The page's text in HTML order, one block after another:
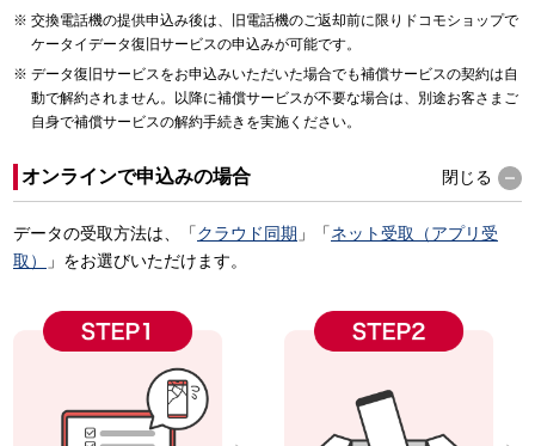
交換電話機の提供申込み後は、旧電話機のご返却前に限りドコモショップで
ケータイデータ復旧サービスの申込みが可能です。
データ復旧サービスをお申込みいただいた場合でも補償サービスの契約は自
動で解約されません。以降に補償サービスが不要な場合は、別途お客さまご
自身で補償サービスの解約手続きを実施ください。
オンラインで申込みの場合 閉じる
データの受取方法は、「クラウド同期 」「ネット受取（アプリ受
取）
」をお選びいただけます。